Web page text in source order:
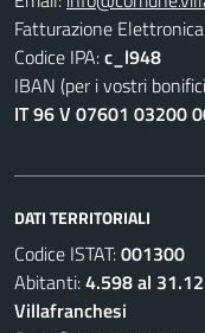
Fatturazione
Codice IPA:c_l948
IBAN (per i vostri
IT 96 V 07601 03200
DATI TERRITORIALI
Codice ISTAT:001300
Abitanti:4.598 al
Villafranchesi